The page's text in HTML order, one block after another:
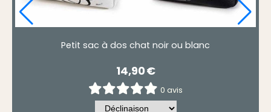
sac à dos tête de chat 40 cm